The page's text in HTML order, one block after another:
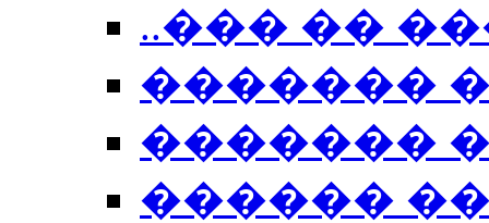
..��� ��
�������
�������
������